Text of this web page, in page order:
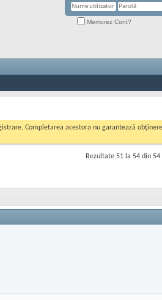
Memorez Cont?
Completarea acestora nu garantează
Rezultate 51 la 54 din 54